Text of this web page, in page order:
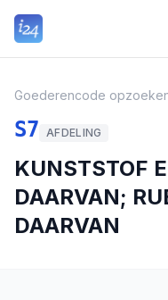
Goederencode
S7 AFDELING
KUNSTSTOF
DAARVAN;
DAARVAN